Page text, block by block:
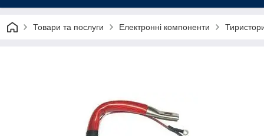
Товари та послуги Електронні компоненти